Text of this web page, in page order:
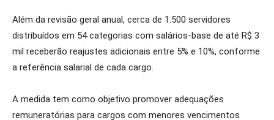
Além da revisão geral anual, cerca de 1.500 servidores
distribuídos em 54 categorias com salários-base de até R$ 3
mil receberão reajustes adicionais entre 5% e 10%, conforme
a referência salarial de cada cargo.
A medida tem como objetivo promover adequações
remuneratórias para cargos com menores vencimentos